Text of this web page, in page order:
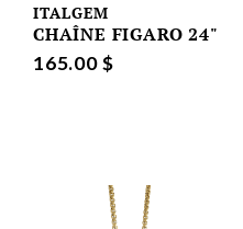
ITALGEM
CHAÎNE FIGARO 24"
165.00 $